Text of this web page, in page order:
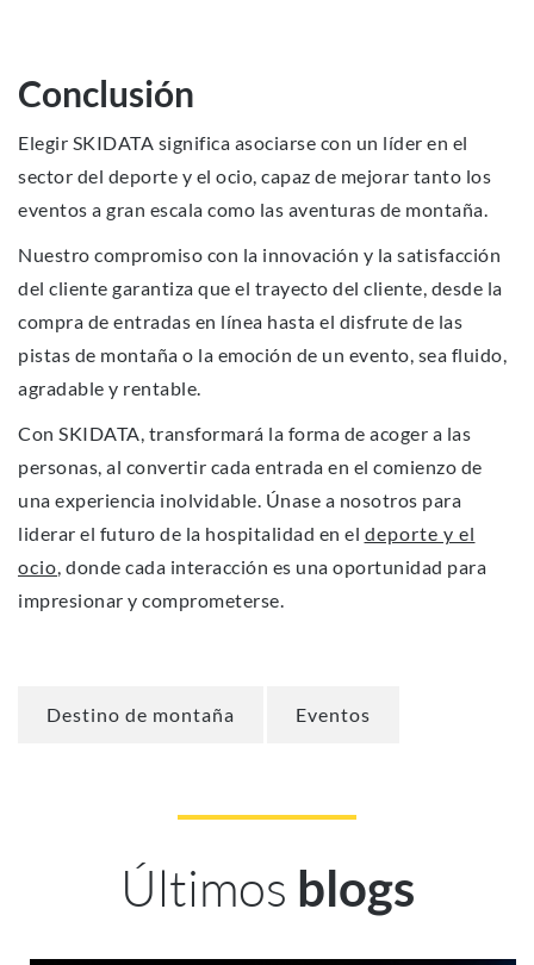
Conclusión
Elegir SKIDATA significa asociarse con un líder en el
sector del deporte y el ocio, capaz de mejorar tanto los
eventos a gran escala como las aventuras de montaña.
Nuestro compromiso con la innovación y la satisfacción
del cliente garantiza que el trayecto del cliente, desde la
compra de entradas en línea hasta el disfrute de las
pistas de montaña o la emoción de un evento, sea fluido,
agradable y rentable.
Con SKIDATA, transformará la forma de acoger a las
personas, al convertir cada entrada en el comienzo de
una experiencia inolvidable. Únase a nosotros para
liderar el futuro de la hospitalidad en el deporte y el
ocio , donde cada interacción es una oportunidad para
impresionar y comprometerse.
Destino de montaña Eventos
Últimos blogs